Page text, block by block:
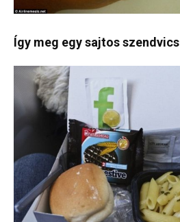
Így meg egy sajtos szendvics